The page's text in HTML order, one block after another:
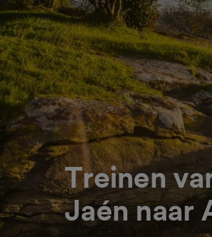
Treinen
Jaén naar